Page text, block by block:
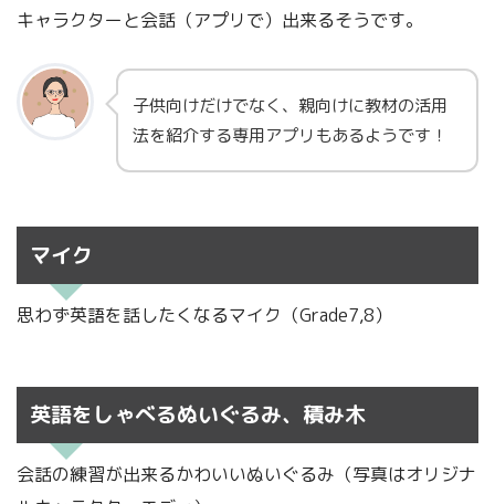
キャラクターと会話（アプリで）出来るそうです。
子供向けだけでなく、親向けに教材の活用
法を紹介する専用アプリもあるようです！
マイク
思わず英語を話したくなるマイク（Grade7,8）
英語をしゃべるぬいぐるみ、積み木
会話の練習が出来るかわいいぬいぐるみ（写真はオリジナ